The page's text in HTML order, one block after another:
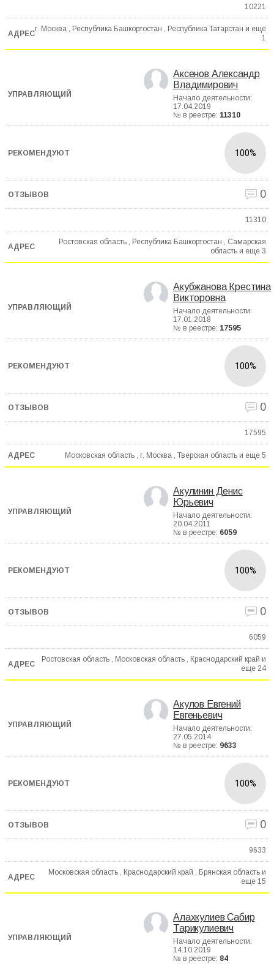
10221
г. Москва , Республика Башкортостан , Республика Татарстан и еще
1
Аксенов Александр
Владимирович
Начало деятельности:
17.04.2019
№ в реестре: 11310
100%
0
11310
Ростовская область , Республика Башкортостан , Самарская
область и еще 3
Акубжанова Крестина
Викторовна
Начало деятельности:
17.01.2018
№ в реестре: 17595
100%
0
17595
Московская область , г. Москва , Тверская область и еще 5
Акулинин Денис
Юрьевич
Начало деятельности:
20.04.2011
№ в реестре: 6059
100%
0
6059
Ростовская область , Московская область , Краснодарский край и
еще 24
Акулов Евгений
Евгеньевич
Начало деятельности:
27.05.2014
№ в реестре: 9633
100%
0
9633
Московская область , Краснодарский край , Брянская область и
еще 15
Алахкулиев Сабир
Тарикулиевич
Начало деятельности:
14.10.2019
№ в реестре: 84